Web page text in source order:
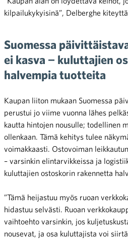
kilpailukykyisinä”, Delberghe
Suomessa
ei kasva − kuluttajien
halvempia tuotteita
Kaupan liiton mukaan Suomessa
perustui jo viime vuonna lähes
kautta hintojen nousulle; todellinen
ollenkaan. Tämä kehitys tulee
voimakkaasti. Ostovoiman
– varsinkin elintarvikkeissa ja
kuluttajien ostoskorin rakennetta
”Tämä heijastuu myös ruoan
hidastuu selvästi. Ruoan
vaihtoehto varsinkin, jos
nousevat, ja osa kuluttajista voi